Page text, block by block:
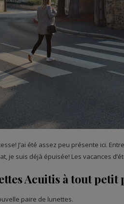
J’ai été assez peu présente ici.
je suis déjà épuisée! Les vacances
Acuitis à tout petit
paire de lunettes.